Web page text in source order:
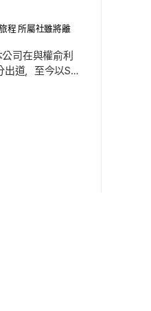
程 所屬社雖將離
司在與權俞利
出道，至今以SM
討論後，已相